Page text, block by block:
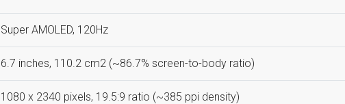
Super AMOLED, 120Hz
6.7 inches, 110.2 cm2 (~86.7% screen-to-body ratio)
1080 x 2340 pixels, 19.5:9 ratio (~385 ppi density)